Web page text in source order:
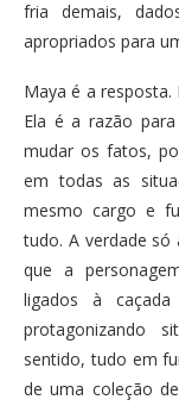
fria demais,
apropriados para
Maya é a resposta.
Ela é a razão
mudar os fatos,
em todas as
mesmo cargo e
tudo. A verdade só
que a
ligados à
protagonizando
sentido, tudo em
de uma coleção